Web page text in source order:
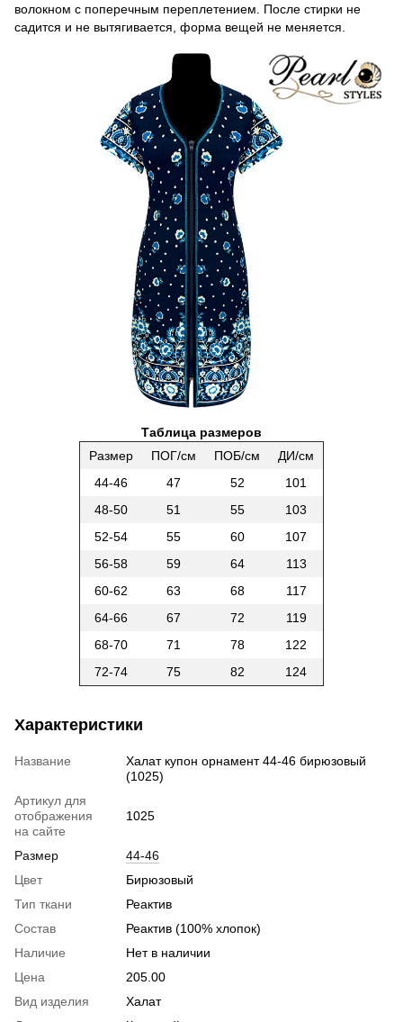
волокном с поперечным переплетением. После стирки не
садится и не вытягивается, форма вещей не меняется.
Таблица размеров
Размер
ПОГ/см ПОБ/см
ДИ/см
44-46
47 52
101
48-50
51 55
103
52-54
55 60
107
56-58
59 64
113
60-62
63 68
117
64-66
67 72
119
68-70
71 78
122
72-74
75 82 124
Характеристики
Название
Халат купон орнамент 44-46 бирюзовый
(1025)
Артикул для
отображения
на сайте
1025
Размер
44-46
Цвет
Бирюзовый
Тип ткани
Реактив
Состав
Реактив (100% хлопок)
Наличие
Нет в наличии
Цена
205.00
Вид изделия
Халат